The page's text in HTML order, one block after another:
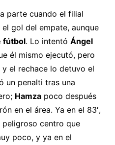
parte cuando el filial
gol del empate, aunque
fútbol. Lo intentó Ángel
él mismo ejecutó, pero
el rechace lo detuvo el
un penalti tras una
Hamzapoco después
en el área. Ya en el 83′,
peligroso centro que
poco, y ya en el